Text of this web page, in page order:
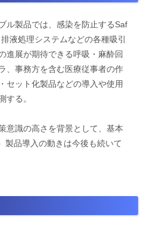
ル製品では、感染を防止するSaf
液処理システムなどの各種吸引
進展が期待できる呼吸・麻酔回
、事務方を含む医療従事者の作
セット化製品などの導入や使用
する。
意識の高さを背景として、基本
製品導入の動きは今後も続いて